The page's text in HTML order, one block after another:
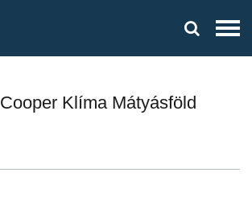
Cooper Klíma Mátyásföld